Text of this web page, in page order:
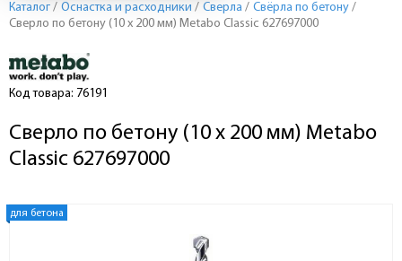
Каталог / Оснастка и расходники / Сверла / Свёрла по бетону /
Сверло по бетону (10 x 200 мм) Metabo Classic 627697000
Код товара: 76191
Сверло по бетону (10 x 200 мм) Metabo
Classic 627697000
для бетона